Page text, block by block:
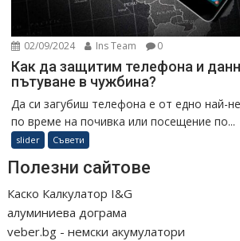
02/09/2024 Ins Team 0
Как да защитим телефона и
пътуване в чужбина?
Да си загубиш телефона е от едно най-
по време на почивка или посещение по...
slider Съвети
Полезни сайтове
Каско Калкулатор I&G
алуминиева дограма
veber.bg - немски акумулатори